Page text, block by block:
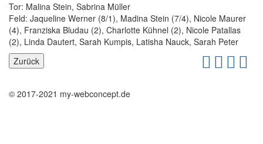
Tor: Malina Stein, Sabrina Müller
Feld: Jaqueline Werner (8/1), Madina Stein (7/4), Nicole Maurer
(4), Franziska Bludau (2), Charlotte Kühnel (2), Nicole Patallas
(2), Linda Dautert, Sarah Kumpis, Latisha Nauck, Sarah Peter
© 2017-2021 my-webconcept.de